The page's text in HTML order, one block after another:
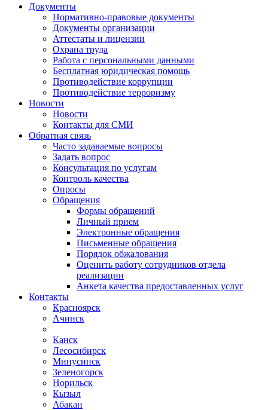
Документы
Нормативно-правовые документы
Документы организации
Аттестаты и лицензии
Охрана труда
Работа с персональными данными
Бесплатная юридическая помощь
Противодействие коррупции
Противодействие терроризму
Новости
Новости
Контакты для СМИ
Обратная связь
Часто задаваемые вопросы
Задать вопрос
Консультация по услугам
Контроль качества
Опросы
Обращения
Формы обращений
Личный прием
Электронные обращения
Письменные обращения
Порядок обжалования
Оценить работу сотрудников отдела
реализации
Анкета качества предоставленных услуг
Контакты
Красноярск
Ачинск
Канск
Лесосибирск
Минусинск
Зеленогорск
Норильск
Кызыл
Абакан